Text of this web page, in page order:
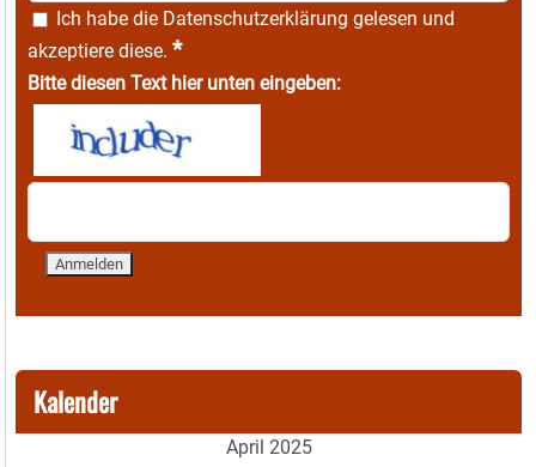
Ich habe die Datenschutzerklärung gelesen und
akzeptiere diese. *
Bitte diesen Text hier unten eingeben:
Kalender
April 2025